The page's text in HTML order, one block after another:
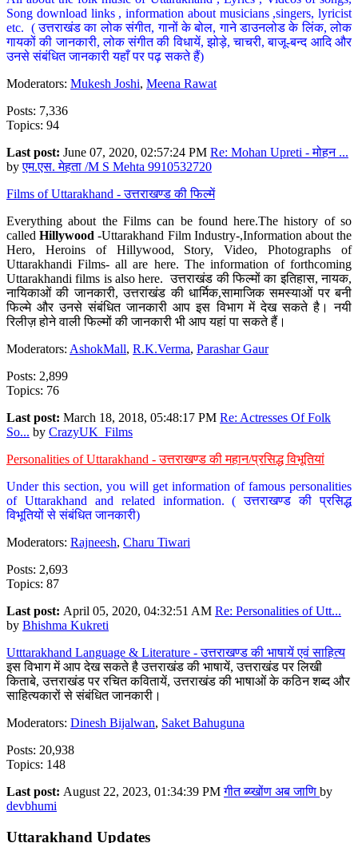
Song download links , information about musicians ,singers, lyricist
etc. ( उत्तराखंड का लोक संगीत, गानों के बोल, गाने डाउनलोड के लिंक, लोक
गायकों की जानकारी, लोक संगीत की विधायें, झोड़े, चाचरी, बाजू-बन्द आदि और
उनसे संबंधित जानकारी यहाँ पर पढ़ सकते हैं)
Moderators: Mukesh Joshi, Meena Rawat
Posts: 7,336
Topics: 94
Last post: June 07, 2020, 02:57:24 PM Re: Mohan Upreti - मोहन ...
byएम.एस. मेहता /M S Mehta 9910532720
Films of Uttarakhand - उत्तराखण्ड की फिल्में
Everything about the Films can be found here.The history of so
calledHillywood-Uttarakhand Film Industry-,Information about the
Hero, Heroins of Hillywood, Story, Video, Photographs of
Uttarakhandi Films- all are here. The information of forthcoming
Uttarakhandi films is also here. उत्तराखंड की फिल्मों का इतिहास, नायक,
नायिकाओं की जानकारी, उत्तराखंड की धार्मिक,सामाजिक समस्याओं पर बनी
फिल्मे और उनसे संबंधित जानकारी आप इस विभाग में देख सकते है। नयी
रिलीज़ होने वाली फिल्मों की जानकारी भी आप यहां पा सकते हैं।
Moderators: AshokMall, R.K.Verma, Parashar Gaur
Posts: 2,899
Topics: 76
Last post: March 18, 2018, 05:48:17 PM Re: Actresses Of Folk
So... by CrazyUK_Films
Personalities of Uttarakhand - उत्तराखण्ड की महान/प्रसिद्ध विभूतियां
Under this section, you will get information of famous personalities
of Uttarakhand and related information. ( उत्तराखण्ड की प्रसिद्ध
विभूतियों से संबंधित जानकारी)
Moderators: Rajneesh, Charu Tiwari
Posts: 2,693
Topics: 87
Last post: April 05, 2020, 04:32:51 AM Re: Personalities of Utt...
by Bhishma Kukreti
Utttarakhand Language & Literature - उत्तराखण्ड की भाषायें एवं साहित्य
इस विभाग में आप देख सकते है उत्तराखंड की भाषायें, उत्तराखंड पर लिखी
किताबे, उत्तराखंड पर रचित कवितायें, उत्तराखंड की भाषाओं के कठिन शब्द और
साहित्यकारों से संबंधित जानकारी।
Moderators: Dinesh Bijalwan, Saket Bahuguna
Posts: 20,938
Topics: 148
Last post: August 22, 2023, 01:34:39 PMगीत ब्य्खोंण अब जाणि by
devbhumi
Uttarakhand Updates